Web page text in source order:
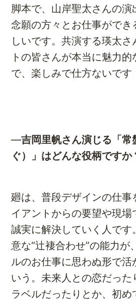
脚本で、山岸聖太さんの演
念願の方々とお仕事ができ
しいです。共演する瑛太さ
トの皆さんが本当に魅力
で、楽しみで仕方ないです
―吉岡里帆さん演じる「
ぐ）」はどんな役柄ですか
廻は、普段デザインの仕事
イアントからの要望や現場
誠実に解決していく人です
意な“辻褄合わせ”の能力が
ルのお仕事に思わぬ形で活
いう。未来人との恋だった
ラベルだったりとか、初め